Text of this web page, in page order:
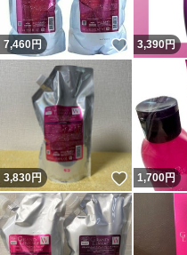
7,460円 いいね！
3,390円
3,830円 いいね！
1,700円